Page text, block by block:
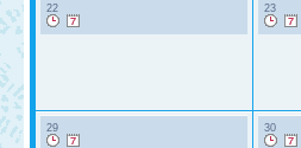
22 23
29 30